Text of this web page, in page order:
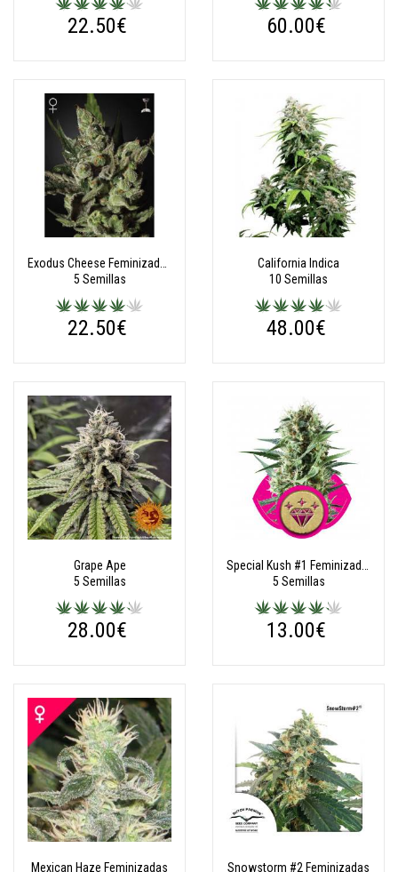
22.50€ 60.00€
5 Semillas
22.50€
California Indica
10 Semillas
48.00€
Grape Ape
5 Semillas
28.00€
5 Semillas
13.00€
Mexican Haze Feminizadas Snowstorm #2 Feminizadas